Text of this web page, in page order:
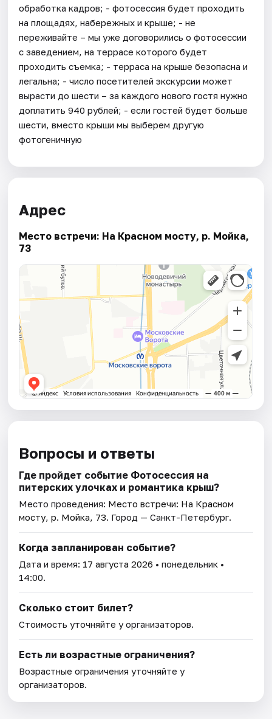
обработка кадров; - фотосессия будет проходить
на площадях, набережных и крыше; - не
переживайте – мы уже договорились о фотосессии
с заведением, на террасе которого будет
проходить съемка; - терраса на крыше безопасна и
легальна; - число посетителей экскурсии может
вырасти до шести – за каждого нового гостя нужно
доплатить 940 рублей; - если гостей будет больше
шести, вместо крыши мы выберем другую
фотогеничную
Адрес
Место встречи: На Красном мосту, р. Мойка,
73
Вопросы и ответы
Где пройдет событие Фотосессия на
питерских улочках и романтика крыш?
Место проведения: Место встречи: На Красном
мосту, р. Мойка, 73. Город — Санкт-Петербург.
Когда запланирован событие?
Дата и время: 17 августа 2026 • понедельник •
14:00.
Сколько стоит билет?
Стоимость уточняйте у организаторов.
Есть ли возрастные ограничения?
Возрастные ограничения уточняйте у
организаторов.